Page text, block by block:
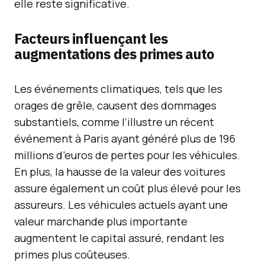
elle reste significative.
Facteurs influençant les
augmentations des primes auto
Les événements climatiques, tels que les
orages de grêle, causent des dommages
substantiels, comme l’illustre un récent
événement à Paris ayant généré plus de 196
millions d’euros de pertes pour les véhicules.
En plus, la hausse de la valeur des voitures
assure également un coût plus élevé pour les
assureurs. Les véhicules actuels ayant une
valeur marchande plus importante
augmentent le capital assuré, rendant les
primes plus coûteuses.